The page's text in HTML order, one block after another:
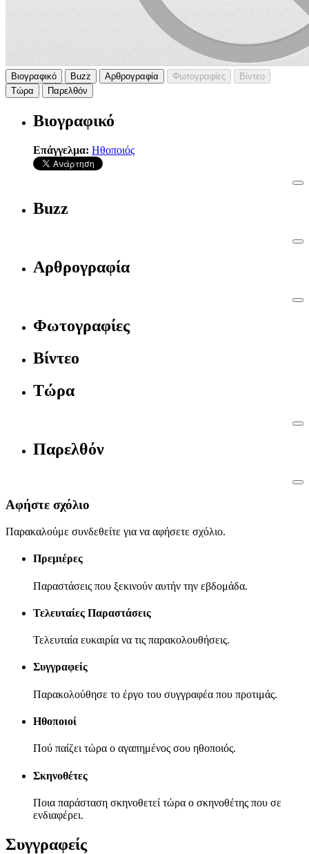
Βιογραφικό Buzz Αρθρογραφία Φωτογραφίες
Βίντεο
Τώρα
Παρελθόν
Βιογραφικό
Επάγγελμα: Ηθοποιός
Buzz
Αρθρογραφία
Φωτογραφίες
Βίντεο
Τώρα
Παρελθόν
Αφήστε σχόλιο
Παρακαλούμε συνδεθείτε για να αφήσετε σχόλιο.
Πρεμιέρες
Παραστάσεις που ξεκινούν αυτήν την εβδομάδα.
Τελευταίες Παραστάσεις
Τελευταία ευκαιρία να τις παρακολουθήσεις.
Συγγραφείς
Παρακολούθησε το έργο του συγγραφέα που προτιμάς.
Ηθοποιοί
Πού παίζει τώρα ο αγαπημένος σου ηθοποιός.
Σκηνοθέτες
Ποια παράσταση σκηνοθετεί τώρα ο σκηνοθέτης που σε
ενδιαφέρει.
Συγγραφείς